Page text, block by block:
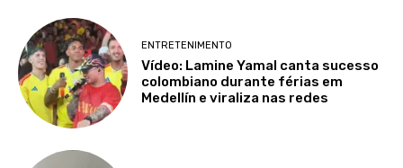
ENTRETENIMENTO
Vídeo: Lamine Yamal canta sucesso
colombiano durante férias em
Medellín e viraliza nas redes